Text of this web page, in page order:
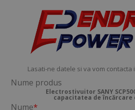
Lasati-ne datele si va vom contacta
Nume produs
Electrostivuitor SANY
capacitatea de încărcare
Nume*